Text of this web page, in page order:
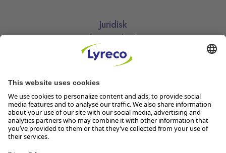
Juridisk
Informasjonskapsler
Kjøpsbetingelser
Personvernerklæring
Vilkår
Vilkår for kundeklubben
Åpenhetsloven
Endre dine personvernsinnstillinger